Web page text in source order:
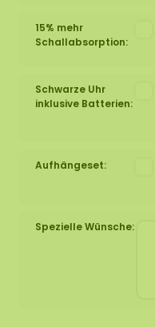
15% mehr
Schallabsorption:
Schwarze Uhr
inklusive Batterien:
Aufhängeset:
Spezielle Wünsche: